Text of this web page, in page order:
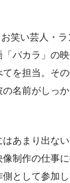
笑い芸人・
「パカラ」の
を担当。そ
名前がしっ
はあまり出な
制作の仕事
として参加